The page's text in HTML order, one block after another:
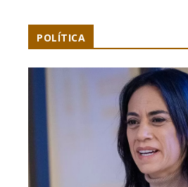
POLÍTICA